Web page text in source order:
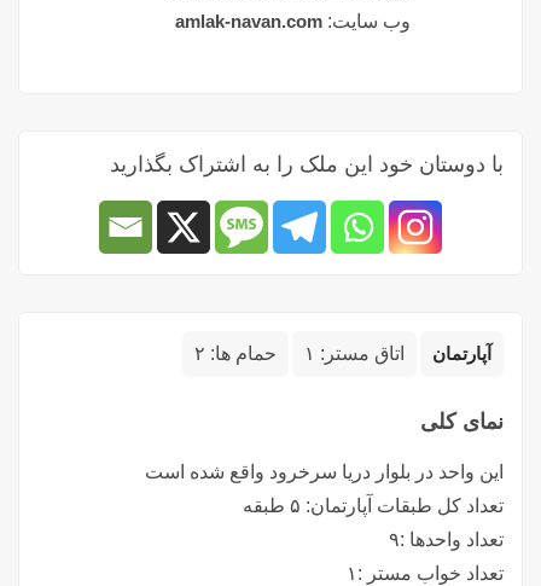
آپارتمان اتاق مستر: ۱ حمام ها: ۲
نمای کلی
این واحد در بلوار دریا سرخرود واقع شده است
تعداد کل طبقات آپارتمان: ۵ طبقه
تعداد واحدها :۹
تعداد خواب مستر :۱
وب سایت: amlak-navan.com
با دوستان خود این ملک را به اشتراک بگذارید